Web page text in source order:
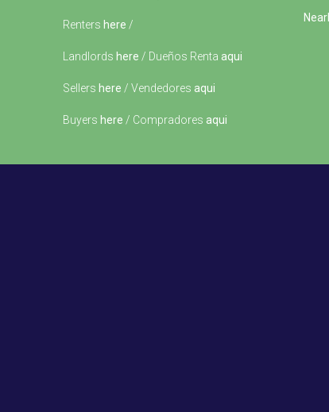
Renters here /
Landlords here / Dueños Renta aqui
Sellers here / Vendedores aqui
Buyers here / Compradores aqui